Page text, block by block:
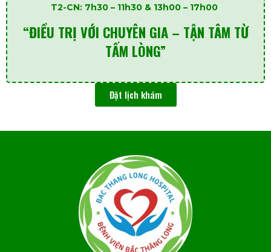
T2-CN: 7h30 – 11h30 & 13h00 – 17h00
“ĐIỀU TRỊ VỚI CHUYÊN GIA – TẬN TÂM TỪ
TẤM LÒNG”
Đặt lịch khám